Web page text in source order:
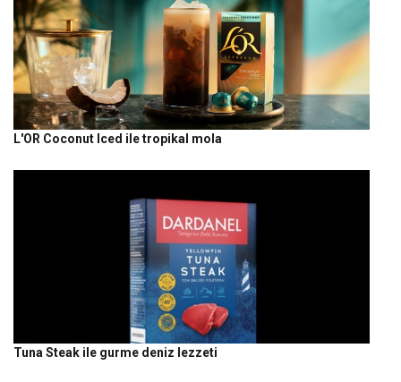
L'OR Coconut Iced ile tropikal mola
Tuna Steak ile gurme deniz lezzeti